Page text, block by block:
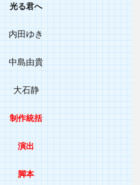
光る君へ
内田ゆき
中島由貴
大石静
制作統括
演出
脚本